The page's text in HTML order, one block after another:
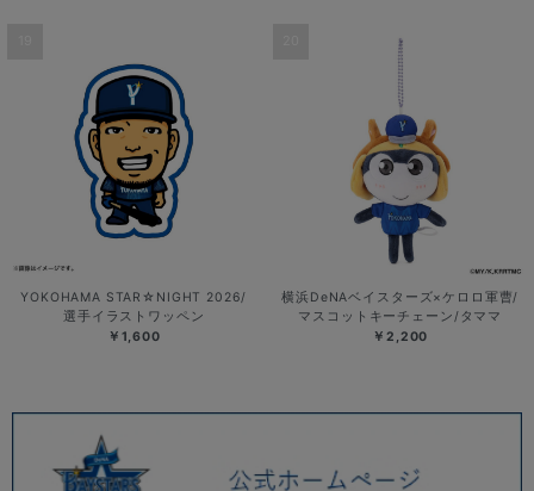
YOKOHAMA STAR☆NIGHT 2026/
選手イラストワッペン
￥1,600
横浜DeNAベイスターズ×ケロロ軍曹/
マスコットキーチェーン/タママ
￥2,200